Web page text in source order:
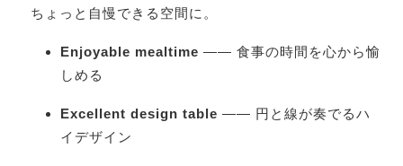
ちょっと自慢できる空間に。
Enjoyable mealtime ―― 食事の時間を心から愉
しめる
Excellent design table ―― 円と線が奏でるハ
イデザイン